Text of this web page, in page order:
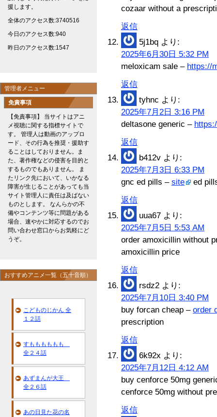
cozaar without a
返信
5j1bq より:
2025年6月30日 5:32 PM
meloxicam sale – https://
返信
tyhnc より:
2025年7月2日 3:16 PM
deltasone generic –
返信
b412v より:
2025年7月3日 6:33 PM
gnc ed pills – site
ed
返信
uua67 より:
2025年7月5日 5:53 AM
order amoxicillin without
amoxicillin price
返信
rsdz2 より:
2025年7月10日 3:40 PM
buy forcan cheap – order
prescription
返信
6k92x より:
2025年7月12日 4:12 AM
buy cenforce 50mg
cenforce 50mg without
返信
援します。
全体のアクセス数:3740516
今日のアクセス数:940
昨日のアクセス数:1547
管理者メニュー
免責事項
【免責事項】 当サイトはアニ
メ視聴に関する指標サイトで
す。 管理人は動画のアップロ
ード、その行為を推奨・援助す
ることはしておりません。ま
た、著作権などの侵害を目的と
するものでもありません。 ま
たリンク先において、いかなる
障害が生じることがあっても当
サイト管理人に責任は及ばない
ものとします。 なんらかの不
備やコンテンツ等に問題がある
場合、速やかに対応するのでお
問い合わせ窓口からお気軽にど
うぞ。
おすすめアニメ一覧（五十音順）
こどものじかん 全
１２話
すもももももも
全２４話
あずまんが大王
全２６話
あの日見た花の名